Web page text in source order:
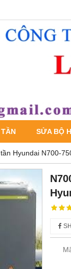
SỬA BỘ
Hyundai N700-